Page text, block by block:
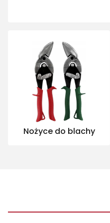
Nożyce do blachy